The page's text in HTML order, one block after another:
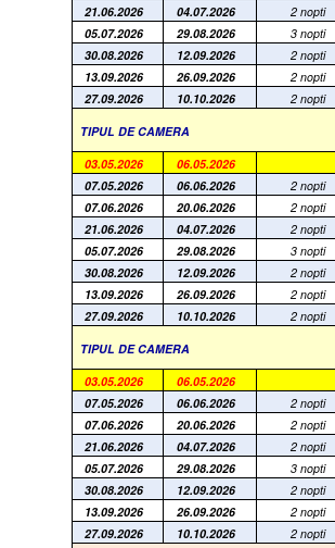
21.06.2026
04.07.2026
2 nopti
05.07.2026
29.08.2026
3 nopti
30.08.2026
12.09.2026
2 nopti
13.09.2026
26.09.2026
2 nopti
27.09.2026
10.10.2026
2 nopti
TIPUL DE CAMERA
03.05.2026
06.05.2026
07.05.2026
06.06.2026
2 nopti
07.06.2026
20.06.2026
2 nopti
21.06.2026
04.07.2026
2 nopti
05.07.2026
29.08.2026
3 nopti
30.08.2026
12.09.2026
2 nopti
13.09.2026
26.09.2026
2 nopti
27.09.2026
10.10.2026
2 nopti
TIPUL DE CAMERA
03.05.2026
06.05.2026
07.05.2026
06.06.2026
2 nopti
07.06.2026
20.06.2026
2 nopti
21.06.2026
04.07.2026
2 nopti
05.07.2026
29.08.2026
3 nopti
30.08.2026
12.09.2026
2 nopti
13.09.2026
26.09.2026
2 nopti
27.09.2026
10.10.2026
2 nopti